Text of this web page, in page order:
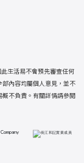
生活易不會預先審查任何
內容均屬個人意見，並不
不負責。有關詳情請參閱